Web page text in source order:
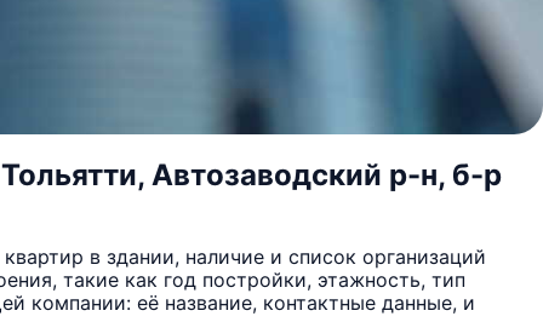
Автозаводский р-н, б-р
в здании, наличие и список организаций
такие как год постройки, этажность, тип
компании: её название, контактные данные, и